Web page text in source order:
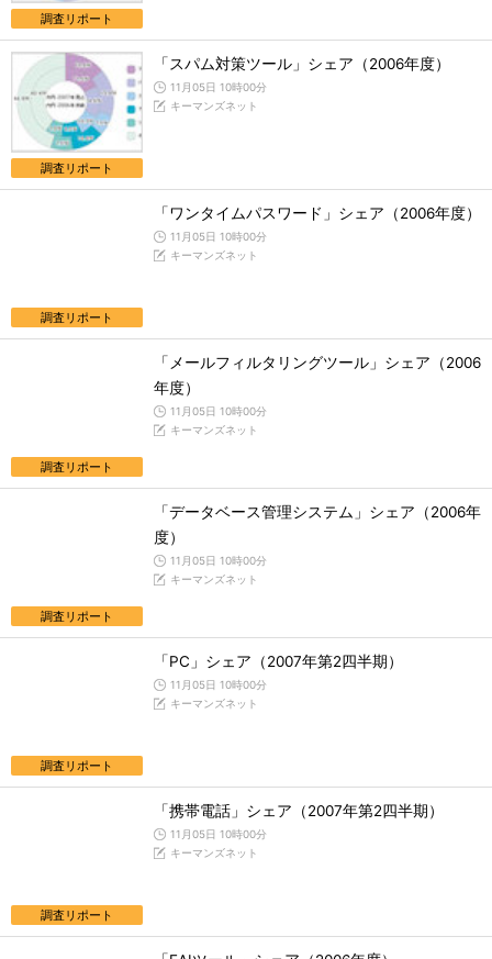
調査リポート
調査リポート
「スパム対策ツール」シェア（2006年度）
11月05日 10時00分
キーマンズネット
調査リポート
「ワンタイムパスワード」シェア（2006年度）
11月05日 10時00分
キーマンズネット
調査リポート
「メールフィルタリングツール」シェア（2006
年度）
11月05日 10時00分
キーマンズネット
調査リポート
「データベース管理システム」シェア（2006年
度）
11月05日 10時00分
キーマンズネット
調査リポート
「PC」シェア（2007年第2四半期）
11月05日 10時00分
キーマンズネット
調査リポート
「携帯電話」シェア（2007年第2四半期）
11月05日 10時00分
キーマンズネット